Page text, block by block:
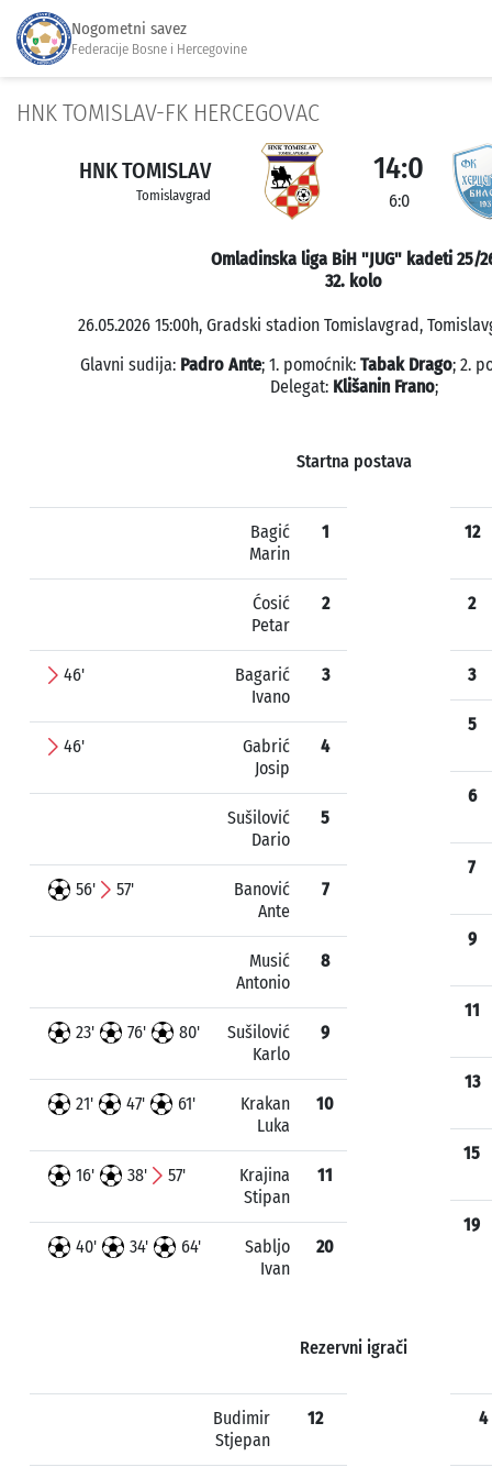
Nogometni savez
Federacije Bosne i Hercegovine
HNK TOMISLAV-FK HERCEGOVAC
HNK TOMISLAV
Tomislavgrad
14:0
6:0
Omladinska liga BiH "JUG" kadeti 25/
32. kolo
26.05.2026 15:00h, Gradski stadion Tomislavgrad,
Glavni sudija: Padro Ante; 1. pomoćnik: Tabak Drago; 2.
Delegat: Klišanin Frano;
Startna postava
Bagić
Marin
1
Ćosić
Petar
2
46'
Bagarić
Ivano
3
46'
Gabrić
Josip
4
Sušilović
Dario
5
56' 57'
Banović
Ante
7
Musić
Antonio
8
23' 76' 80'
Sušilović
Karlo
9
21' 47' 61'
Krakan
Luka
10
16' 38' 57'
Krajina
Stipan
11
40' 34' 64'
Sabljo
Ivan
20
12
2
3
5
6
7
9
11
13
15
19
Rezervni igrači
Budimir
Stjepan
12 4